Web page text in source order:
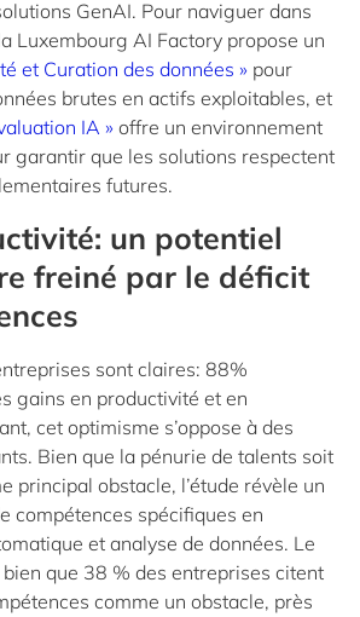
GenAI. Pour naviguer dans
Luxembourg AI Factory propose un
et Curation des données » pour
brutes en actifs exploitables, et
IA » offre un environnement
garantir que les solutions respectent
futures.
un potentiel
freiné par le déficit
sont claires: 88%
gains en productivité et en
cet optimisme s’oppose à des
Bien que la pénurie de talents soit
principal obstacle, l’étude révèle un
compétences spécifiques en
et analyse de données. Le
que 38 % des entreprises citent
comme un obstacle, près